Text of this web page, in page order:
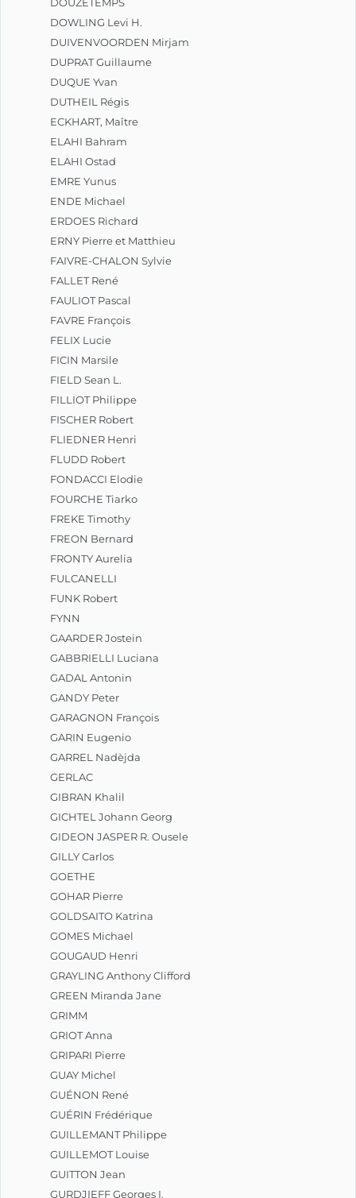
DOWLING Levi H.
DUIVENVOORDEN Mirjam
DUPRAT Guillaume
DUQUE Yvan
DUTHEIL Régis
ECKHART, Maître
ELAHI Bahram
ELAHI Ostad
EMRE Yunus
ENDE Michael
ERDOES Richard
ERNY Pierre et Matthieu
FAIVRE-CHALON Sylvie
FALLET René
FAULIOT Pascal
FAVRE François
FELIX Lucie
FICIN Marsile
FIELD Sean L.
FILLIOT Philippe
FISCHER Robert
FLIEDNER Henri
FLUDD Robert
FONDACCI Elodie
FOURCHE Tiarko
FREKE Timothy
FREON Bernard
FRONTY Aurelia
FULCANELLI
FUNK Robert
FYNN
GAARDER Jostein
GABBRIELLI Luciana
GADAL Antonin
GANDY Peter
GARAGNON François
GARIN Eugenio
GARREL Nadèjda
GERLAC
GIBRAN Khalil
GICHTEL Johann Georg
GIDEON JASPER R. Ousele
GILLY Carlos
GOETHE
GOHAR Pierre
GOLDSAITO Katrina
GOMES Michael
GOUGAUD Henri
GRAYLING Anthony Clifford
GREEN Miranda Jane
GRIMM
GRIOT Anna
GRIPARI Pierre
GUAY Michel
GUÉNON René
GUÉRIN Frédérique
GUILLEMANT Philippe
GUILLEMOT Louise
GUITTON Jean
GURDJIEFF Georges I.